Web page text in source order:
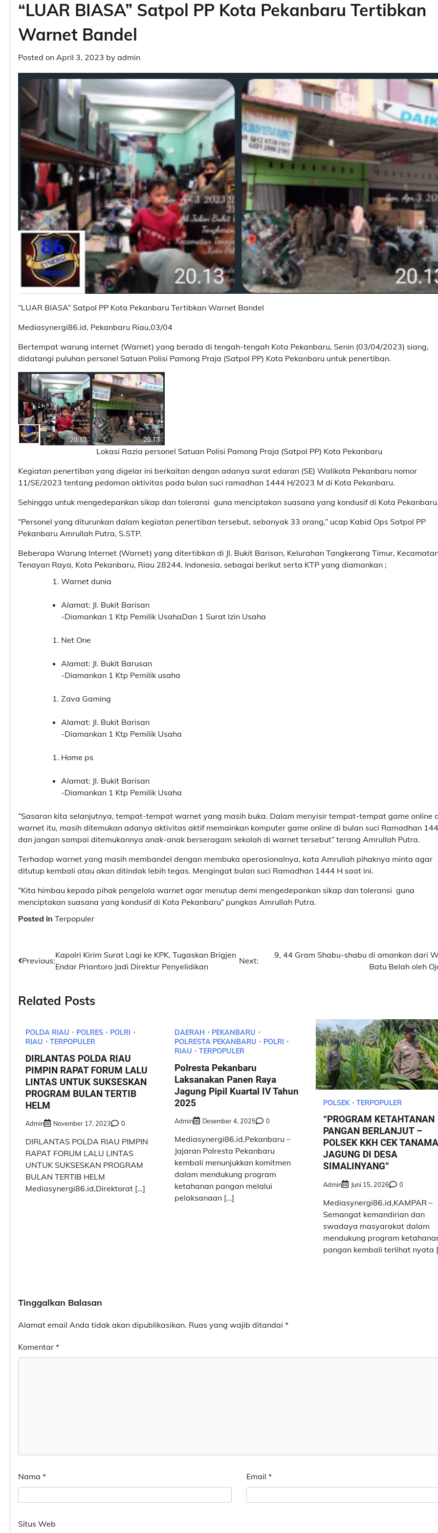
“LUAR BIASA” Satpol PP Kota Pekanbaru Tertibkan
Warnet Bandel
Posted on April 3, 2023 by admin
“LUAR BIASA” Satpol PP Kota Pekanbaru Tertibkan Warnet Bandel
Mediasynergi86.id, Pekanbaru Riau,03/04
Bertempat warung internet (Warnet) yang berada di tengah-tengah Kota Pekanbaru, Senin (03/04/2023) siang,
didatangi puluhan personel Satuan Polisi Pamong Praja (Satpol PP) Kota Pekanbaru untuk penertiban.
Lokasi Razia personel Satuan Polisi Pamong Praja (Satpol PP) Kota Pekanbaru
Kegiatan penertiban yang digelar ini berkaitan dengan adanya surat edaran (SE) Walikota Pekanbaru nomor
11/SE/2023 tentang pedoman aktivitas pada bulan suci ramadhan 1444 H/2023 M di Kota Pekanbaru.
Sehingga untuk mengedepankan sikap dan toleransi guna menciptakan suasana yang kondusif di Kota
“Personel yang diturunkan dalam kegiatan penertiban tersebut, sebanyak 33 orang,” ucap Kabid Ops Satpol PP
Pekanbaru Amrullah Putra, S.STP.
Beberapa Warung Internet (Warnet) yang ditertibkan di Jl. Bukit Barisan, Kelurahan Tangkerang Timur,
Tenayan Raya, Kota Pekanbaru, Riau 28244, Indonesia, sebagai berikut serta KTP yang diamankan ;
Warnet dunia
Alamat: Jl. Bukit Barisan
-Diamankan 1 Ktp Pemilik UsahaDan 1 Surat Izin Usaha
Net One
Alamat: Jl. Bukit Barusan
-Diamankan 1 Ktp Pemilik usaha
Zava Gaming
Alamat: Jl. Bukit Barisan
-Diamankan 1 Ktp Pemilik Usaha
Home ps
Alamat: Jl. Bukit Barisan
-Diamankan 1 Ktp Pemilik Usaha
“Sasaran kita selanjutnya, tempat-tempat warnet yang masih buka. Dalam menyisir tempat-tempat game online
warnet itu, masih ditemukan adanya aktivitas aktif memainkan komputer game online di bulan suci Ramadhan
dan jangan sampai ditemukannya anak-anak berseragam sekolah di warnet tersebut” terang Amrullah Putra.
Terhadap warnet yang masih membandel dengan membuka operasionalnya, kata Amrullah pihaknya minta agar
ditutup kembali atau akan ditindak lebih tegas. Mengingat bulan suci Ramadhan 1444 H saat ini.
“Kita himbau kepada pihak pengelola warnet agar menutup demi mengedepankan sikap dan toleransi guna
menciptakan suasana yang kondusif di Kota Pekanbaru” pungkas Amrullah Putra.
Posted in Terpopuler
Navigasi
Previous:
Kapolri Kirim Surat Lagi ke KPK, Tugaskan Brigjen
Endar Priantoro Jadi Direktur Penyelidikan
Next:
9, 44 Gram Shabu-shabu di amankan dari
Batu Belah oleh
Related Posts
POLDA RIAU POLRES
POLRI
RIAU
TERPOPULER
DIRLANTAS POLDA RIAU
PIMPIN RAPAT FORUM LALU
LINTAS UNTUK SUKSESKAN
PROGRAM BULAN TERTIB
HELM
Admin November 17, 2023 0
DIRLANTAS POLDA RIAU PIMPIN
RAPAT FORUM LALU LINTAS
UNTUK SUKSESKAN PROGRAM
BULAN TERTIB HELM
Mediasynergi86.id,Direktorat […]
DAERAH
PEKANBARU
POLRESTA PEKANBARU
POLRI
RIAU
TERPOPULER
Polresta Pekanbaru
Laksanakan Panen Raya
Jagung Pipil Kuartal IV Tahun
2025
Admin Desember 4, 2025 0
Mediasynergi86.id,Pekanbaru –
Jajaran Polresta Pekanbaru
kembali menunjukkan komitmen
dalam mendukung program
ketahanan pangan melalui
pelaksanaan […]
POLSEK TERPOPULER
“PROGRAM KETAHTANAN
PANGAN BERLANJUT –
POLSEK KKH CEK
JAGUNG DI DESA
SIMALINYANG”
Admin Juni 15, 2026 0
Mediasynergi86.id,KAMPAR –
Semangat kemandirian dan
swadaya masyarakat dalam
mendukung program
pangan kembali terlihat nyata
Tinggalkan Balasan
Alamat email Anda tidak akan dipublikasikan. Ruas yang wajib ditandai *
Komentar *
Nama * Email *
Situs Web